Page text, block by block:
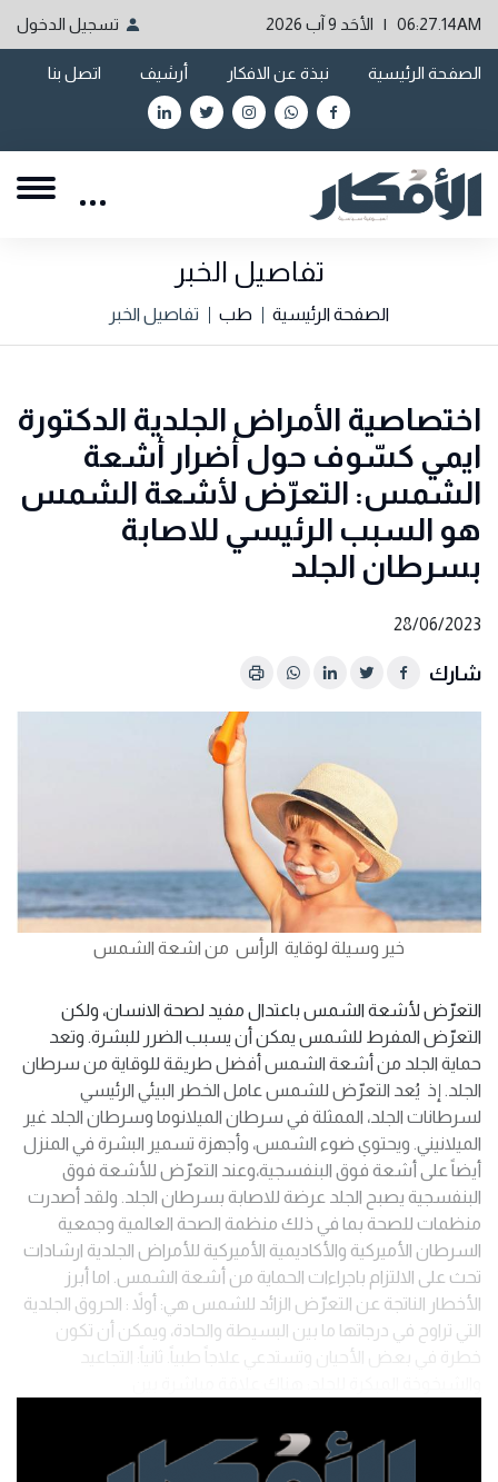
06:27.14AM | الأحَد 9 آب 2026 تسجيل الدخول
الصفحة الرئيسية نبذة عن الافكار أرشيف اتصل بنا
تفاصيل الخبر
الصفحة الرئيسية طب تفاصيل الخبر
اختصاصية الأمراض الجلدية الدكتورة
ايمي كسّوف حول أضرار أشعة
الشمس: التعرّض لأشعة الشمس
هو السبب الرئيسي للاصابة
بسرطان الجلد
28/06/2023
شارك
خير وسيلة لوقاية الرأس من اشعة الشمس
التعرّض لأشعة الشمس باعتدال مفيد لصحة الانسان، ولكن
التعرّض المفرط للشمس يمكن أن يسبب الضرر للبشرة. وتعد
حماية الجلد من أشعة الشمس أفضل طريقة للوقاية من سرطان
الجلد. إذ يُعد التعرّض للشمس عامل الخطر البيئي الرئيسي
لسرطانات الجلد، الممثلة في سرطان الميلانوما وسرطان الجلد غير
الميلانيني. ويحتوي ضوء الشمس، وأجهزة تسمير البشرة في المنزل
أيضاً على أشعة فوق البنفسجية،وعند التعرّض للأشعة فوق
البنفسجية يصبح الجلد عرضة للاصابة بسرطان الجلد. ولقد أصدرت
منظمات للصحة بما في ذلك منظمة الصحة العالمية وجمعية
السرطان الأميركية والأكاديمية الأميركية للأمراض الجلدية ارشادات
تحث على الالتزام باجراءات الحماية من أشعة الشمس. اما أبرز
الأخطار الناتجة عن التعرّض الزائد للشمس هي: أولاً : الحروق الجلدية
التي تراوح في درجاتها ما بين البسيطة والحادة، ويمكن أن تكون
خطرة في بعض الأحيان وتستدعي علاجاً طبياً. ثانياً: التجاعيد